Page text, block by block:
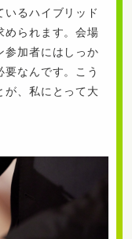
いるハイブリッド
められます。会場
参加者にはしっか
要なんです。こう
が、私にとって大